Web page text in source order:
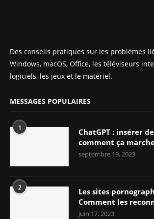
Des conseils pratiques sur les problèmes
Windows, macOS, Office, les téléviseurs
logiciels, les jeux et le matériel.
MESSAGES POPULAIRES
1
ChatGPT : insérer
comment ça
septembre 19, 2023
2
Les sites
Comment les
juin 17, 2023